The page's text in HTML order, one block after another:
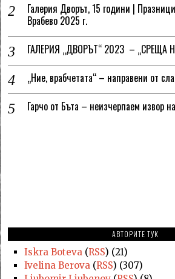
Галерия Дворът, 15 години |
Врабево 2025 г.
ГАЛЕРИЯ „ДВОРЪТ“ 2023 – „СРЕЩА
„Ние, врабчетата“ – направени от
Гарчо от Бъта – неизчерпаем извор
АВТОРИТЕ ТУК
Iskra Boteva (RSS) (21)
Ivelina Berova (RSS) (307)